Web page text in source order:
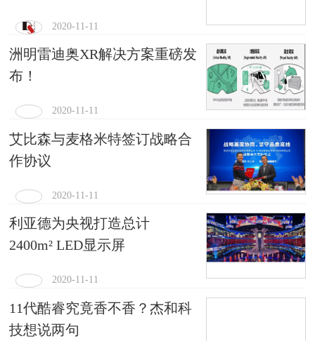
2020-11-11
洲明雷迪奥XR解决方案重磅发
布！
2020-11-11
艾比森与麦格米特签订战略合
作协议
2020-11-11
利亚德为央视打造总计
2400m² LED显示屏
2020-11-11
11代酷睿究竟香不香？杰和科
技想说两句